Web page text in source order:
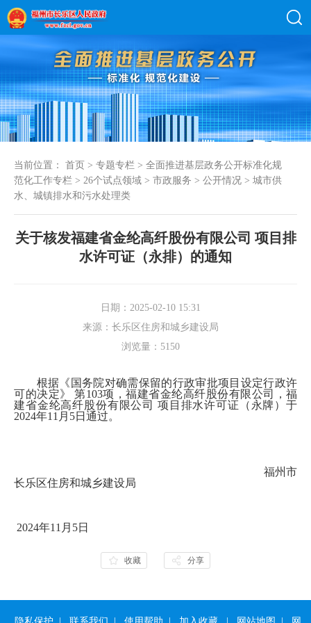
当前位置： 首页 > 专题专栏 > 全面推进基层政务公开标准化规
范化工作专栏 > 26个试点领域 > 市政服务 > 公开情况 > 城市供
水、城镇排水和污水处理类
关于核发福建省金纶高纤股份有限公司 项目排
水许可证（永排）的通知
日期：2025-02-10 15:31
来源：长乐区住房和城乡建设局
浏览量： 5150
根据《 国务院对确需保留的行政审批项目设定行政许
可的决定》
第103项，福建省金纶高纤股份有限公司，福
建省金纶高纤股份有限公司 项目排水许可证（ 永牌）于
2024年11 月 5日通过。
福州市
长乐区住房和城乡建设局
2024年11 月 5日
收藏 分享